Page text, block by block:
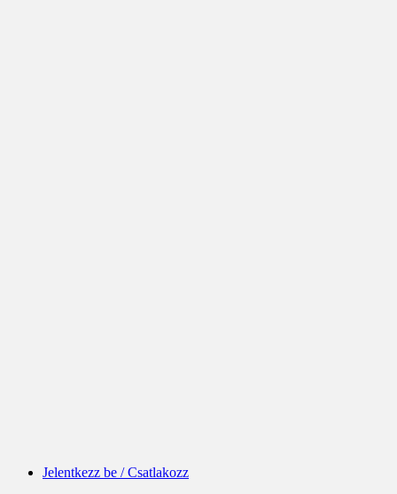
Jelentkezz be / Csatlakozz